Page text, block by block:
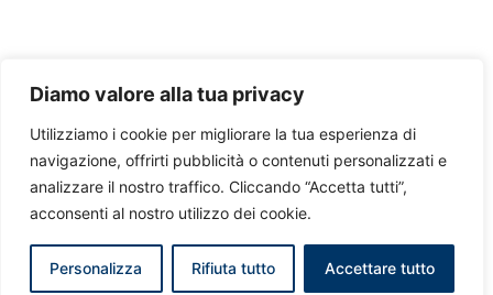
Diamo valore alla tua privacy
Utilizziamo i cookie per migliorare la tua esperienza di
navigazione, offrirti pubblicità o contenuti personalizzati e
analizzare il nostro traffico. Cliccando “Accetta tutti”,
acconsenti al nostro utilizzo dei cookie.
Personalizza Rifiuta tutto Accettare tutto